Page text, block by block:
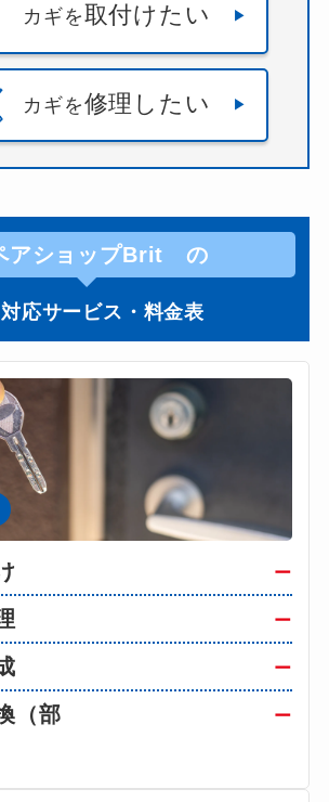
カギを取付けたい
カギを修理したい
アショップBrit の
対応サービス・料金表
ー
ー
ー
（部
ー